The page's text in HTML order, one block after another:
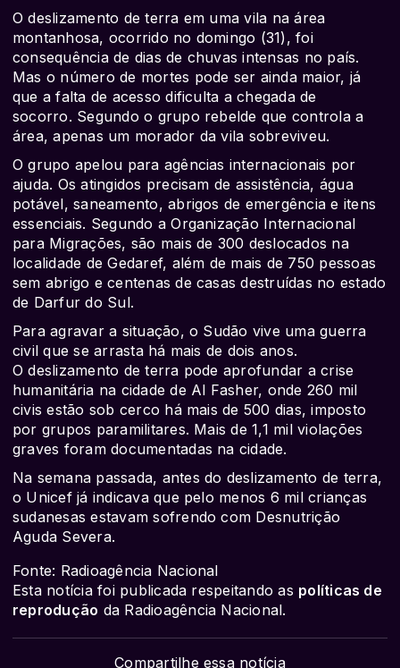
O deslizamento de terra em uma vila na área
montanhosa, ocorrido no domingo (31), foi
consequência de dias de chuvas intensas no país.
Mas o número de mortes pode ser ainda maior, já
que a falta de acesso dificulta a chegada de
socorro. Segundo o grupo rebelde que controla a
área, apenas um morador da vila sobreviveu.
O grupo apelou para agências internacionais por
ajuda. Os atingidos precisam de assistência, água
potável, saneamento, abrigos de emergência e itens
essenciais. Segundo a Organização Internacional
para Migrações, são mais de 300 deslocados na
localidade de Gedaref, além de mais de 750 pessoas
sem abrigo e centenas de casas destruídas no estado
de Darfur do Sul.
Para agravar a situação, o Sudão vive uma guerra
civil que se arrasta há mais de dois anos.
O deslizamento de terra pode aprofundar a crise
humanitária na cidade de Al Fasher, onde 260 mil
civis estão sob cerco há mais de 500 dias, imposto
por grupos paramilitares. Mais de 1,1 mil violações
graves foram documentadas na cidade.
Na semana passada, antes do deslizamento de terra,
o Unicef já indicava que pelo menos 6 mil crianças
sudanesas estavam sofrendo com Desnutrição
Aguda Severa.
Fonte: Radioagência Nacional
Esta notícia foi publicada respeitando as políticas de
reprodução da Radioagência Nacional.
Compartilhe essa notícia